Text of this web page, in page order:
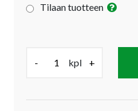
Tilaan tuotteen
- kpl +